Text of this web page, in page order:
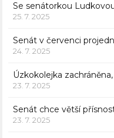
Se senátorkou
25. 7. 2025
Senát v červenci
24. 7. 2025
Úzkokolejka
23. 7. 2025
Senát chce větší
23. 7. 2025